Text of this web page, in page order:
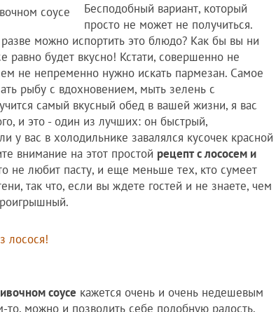
Бесподобный вариант, который
просто не может не получиться.
можно испортить это блюдо? Как бы вы ни
равно будет вкусно! Кстати, совершенно не
не непременно нужно искать пармезан. Самое
рыбу с вдохновением, мыть зелень с
самый вкусный обед в вашей жизни, я вас
и это - один из лучших: он быстрый,
вас в холодильнике завалялся кусочек красной
внимание на этот простой рецепт с лососем и
не любит пасту, и еще меньше тех, кто сумеет
так что, если вы ждете гостей и не знаете, чем
лосося!
соусе кажется очень и очень недешевым
то, можно и позволить себе подобную радость.